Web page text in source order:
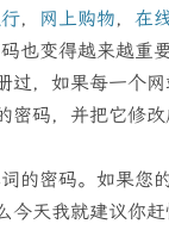
， 网上购物，在
也变得越来越重
过，如果每一个
码，并把它修
的密码。如果您
今天我就建议你